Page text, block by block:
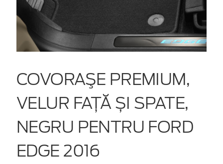
COVORAŞE PREMIUM,
VELUR FAȚĂ ȘI SPATE,
NEGRU PENTRU FORD
EDGE 2016